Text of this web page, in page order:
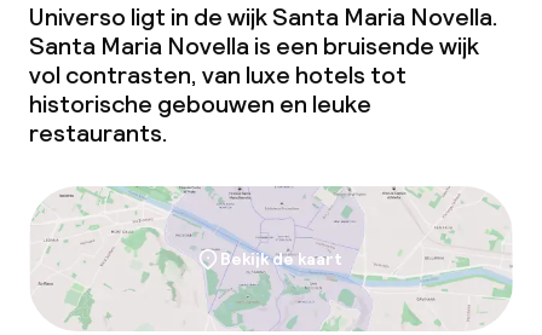
Universo ligt in de wijk Santa Maria Novella.
Santa Maria Novella is een bruisende wijk
vol contrasten, van luxe hotels tot
historische gebouwen en leuke
restaurants.
Bekijk de kaart